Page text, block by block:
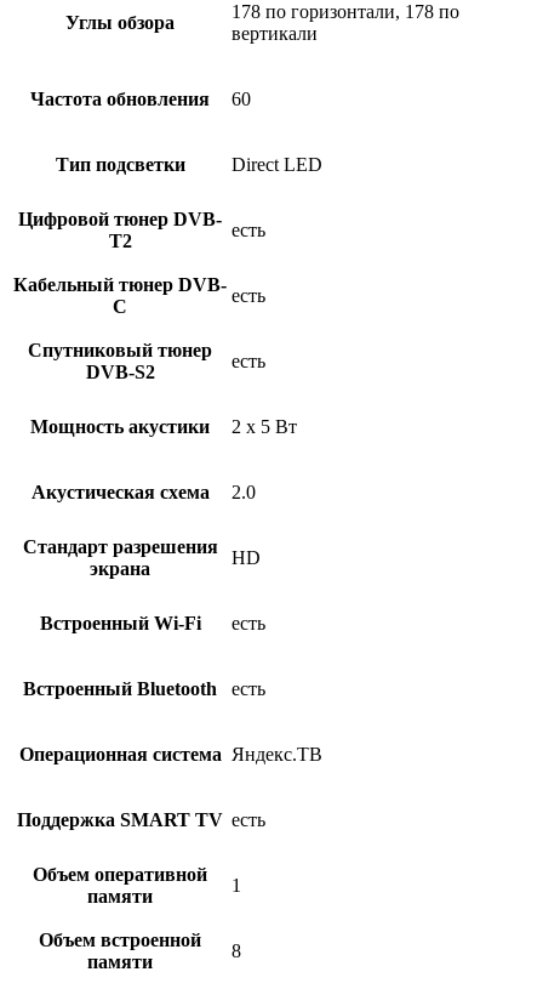
Углы обзора
178 по горизонтали, 178 по
вертикали
Частота обновления 60
Тип подсветки Direct LED
Цифровой тюнер DVB-
T2
есть
Кабельный тюнер DVB-
C
есть
Спутниковый тюнер
DVB-S2
есть
Мощность акустики 2 x 5 Вт
Акустическая схема 2.0
Стандарт разрешения
экрана
HD
Встроенный Wi-Fi есть
Встроенный Bluetooth есть
Операционная система Яндекс.ТВ
Поддержка SMART TV есть
Объем оперативной
памяти
1
Объем встроенной
памяти
8